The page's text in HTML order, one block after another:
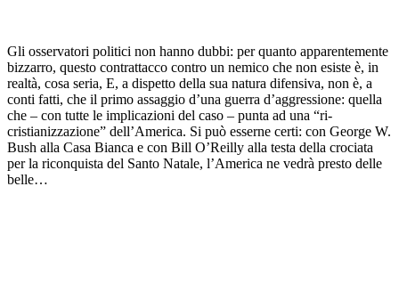
Gli osservatori politici non hanno dubbi: per quanto apparentemente
bizzarro, questo contrattacco contro un nemico che non esiste è, in
realtà, cosa seria, E, a dispetto della sua natura difensiva, non è, a
conti fatti, che il primo assaggio d’una guerra d’aggressione: quella
che – con tutte le implicazioni del caso – punta ad una “ri-
cristianizzazione” dell’America. Si può esserne certi: con George W.
Bush alla Casa Bianca e con Bill O’Reilly alla testa della crociata
per la riconquista del Santo Natale, l’America ne vedrà presto delle
belle…